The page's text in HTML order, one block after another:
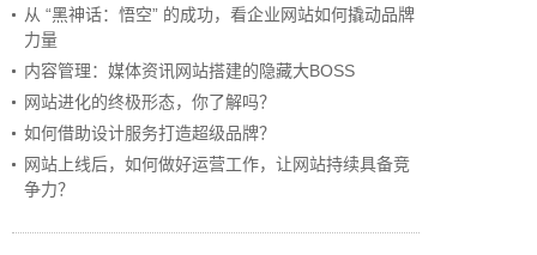
从 “黑神话：悟空” 的成功，看企业网站如何撬动品牌
力量
内容管理：媒体资讯网站搭建的隐藏大BOSS
网站进化的终极形态，你了解吗？
如何借助设计服务打造超级品牌？
网站上线后，如何做好运营工作，让网站持续具备竞
争力？